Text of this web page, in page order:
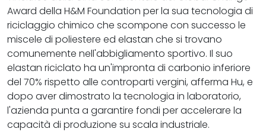
Award della H&M Foundation per la sua tecnologia di
riciclaggio chimico che scompone con successo le
miscele di poliestere ed elastan che si trovano
comunemente nell'abbigliamento sportivo. Il suo
elastan riciclato ha un'impronta di carbonio inferiore
del 70% rispetto alle controparti vergini, afferma Hu, e
dopo aver dimostrato la tecnologia in laboratorio,
l'azienda punta a garantire fondi per accelerare la
capacità di produzione su scala industriale.